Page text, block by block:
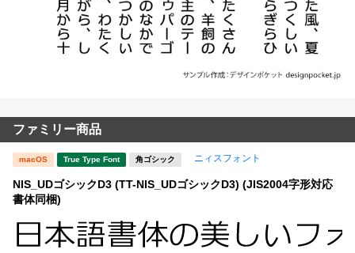
ファミリー商品
macOS True Type Font 角ゴシック ニィスフォント
NIS_UDゴシックD3 (TT-NIS_UDゴシックD3) (JIS2004字形対応
書体同梱)